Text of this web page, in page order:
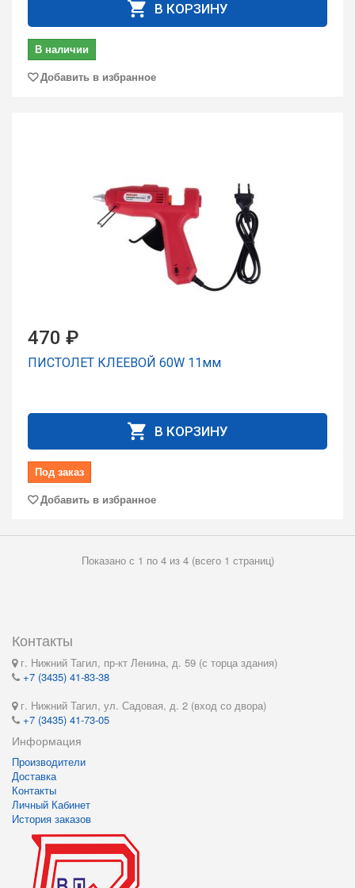
В КОРЗИНУ
В наличии
Добавить в избранное
470 ₽
ПИСТОЛЕТ КЛЕЕВОЙ 60W 11мм
В КОРЗИНУ
Под заказ
Добавить в избранное
Показано с 1 по 4 из 4 (всего 1 страниц)
Контакты
г. Нижний Тагил, пр-кт Ленина, д. 59 (с торца здания)
+7 (3435) 41-83-38
г. Нижний Тагил, ул. Садовая, д. 2 (вход со двора)
+7 (3435) 41-73-05
Информация
Производители
Доставка
Контакты
Личный Кабинет
История заказов